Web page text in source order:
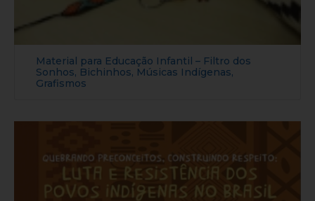
Material para Educação Infantil – Filtro dos
Sonhos, Bichinhos, Músicas Indígenas,
Grafismos